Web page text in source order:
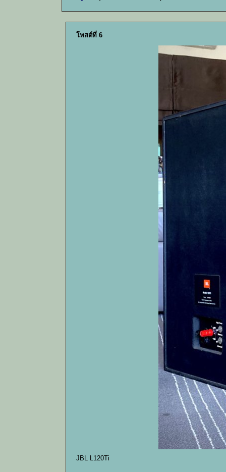
โพสต์ที่ 6
JBL L120Ti